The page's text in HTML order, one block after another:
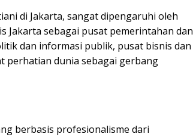
di Jakarta, sangat dipengaruhi oleh
Jakarta sebagai pusat pemerintahan dan
dan informasi publik, pusat bisnis dan
perhatian dunia sebagai gerbang
berbasis profesionalisme dari